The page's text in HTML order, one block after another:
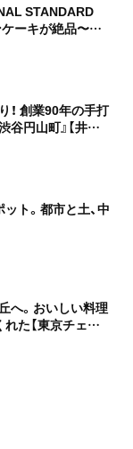
STANDARD
ーキが絶品〜黒
！ 創業90年の手打
谷円山町』【井上
ト。都市と土、中
へ。おいしい料理
た【東京チェン